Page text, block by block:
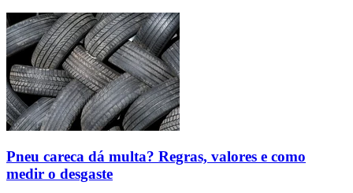
Pneu careca dá multa? Regras, valores e como
medir o desgaste